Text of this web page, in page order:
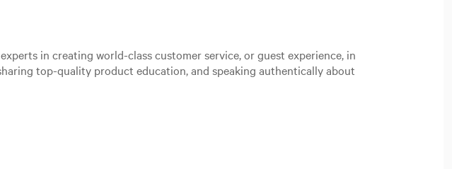
in creating world-class customer service, or guest experience, in
top-quality product education, and speaking authentically about